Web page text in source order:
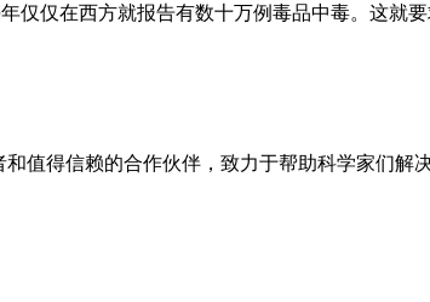
仅仅在西方就报告有数十万例毒品中毒。这就
值得信赖的合作伙伴，致力于帮助科学家们解